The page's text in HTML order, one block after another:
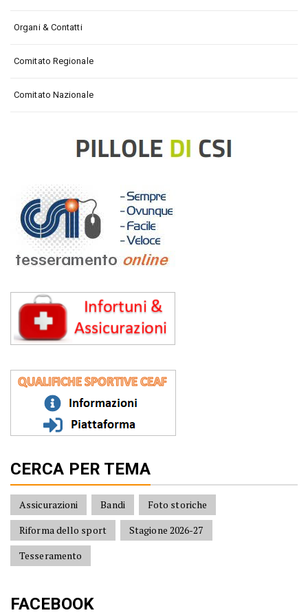
Organi & Contatti
Comitato Regionale
Comitato Nazionale
CERCA PER TEMA
Assicurazioni Bandi
Foto storiche
Riforma dello sport
Stagione 2026-27
Tesseramento
FACEBOOK